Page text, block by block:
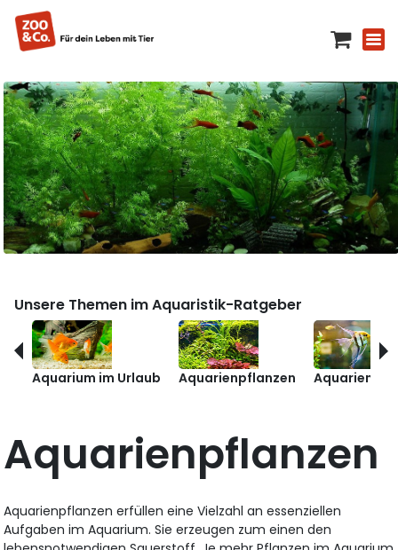
Unsere Themen im Aquaristik-Ratgeber
Aquarium im Urlaub Aquarienpflanzen
Aquarienpflanzen
Aquarienpflanzen erfüllen eine Vielzahl an essenziellen
Aufgaben im Aquarium. Sie erzeugen zum einen den